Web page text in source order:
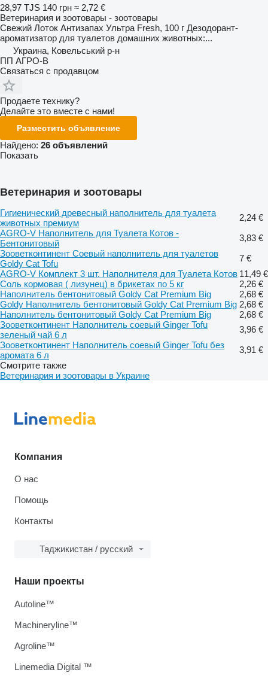
28,97 TJS 140 грн ≈ 2,72 €
Ветеринария и зоотовары - зоотовары
Свежий Лоток Антизапах Ультра Fresh, 100 г Дезодорант-
ароматизатор для туалетов домашних животных:...
Украина, Ковельський р-н
ПП АГРО-В
Связаться с продавцом
Продаете технику?
Делайте это вместе с нами!
Разместить объявление
Найдено: 26 объявлений
Показать
Ветеринария и зоотовары
Гигиенический древесный наполнитель для туалета
животных премиум
2,24 €
AGRO-V Наполнитель для Туалета Котов -
Бентонитовый
3,83 €
Зооветконтинент Соевый наполнитель для туалетов
Goldy Cat Tofu
7 €
AGRO-V Комплект 3 шт. Наполнителя для Туалета Котов 11,49 €
Соль кормовая ( лизунец) в брикетах по 5 кг
2,26 €
Наполнитель бентонитовый Goldy Cat Premium Big
2,68 €
Goldy Наполнитель бентонитовый Goldy Cat Premium Big 2,68 €
Наполнитель бентонитовый Goldy Cat Premium Big
2,68 €
Зооветконтинент Наполнитель соевый Ginger Tofu
зеленый чай 6 л
3,96 €
Зооветконтинент Наполнитель соевый Ginger Tofu без
аромата 6 л
3,91 €
Смотрите также
Ветеринария и зоотовары в Украине
Компания
О нас
Помощь
Контакты
Таджикистан / русский
Наши проекты
Autoline™
Machineryline™
Agroline™
Linemedia Digital ™